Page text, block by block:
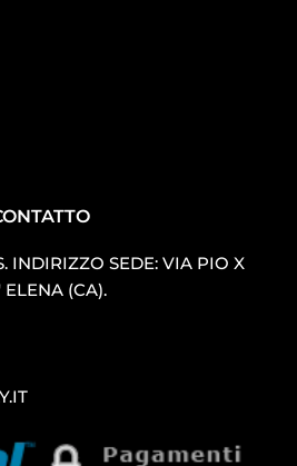
INDIRIZZO SEDE: VIA PIO X
ELENA (CA).